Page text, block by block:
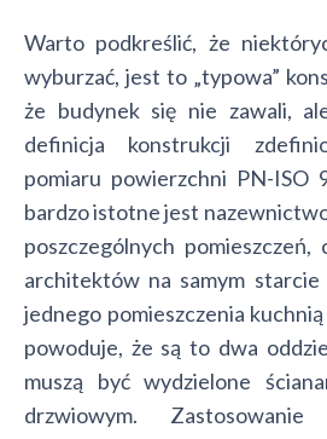
Warto podkreślić, że
wyburzać, jest to „typowa”
że budynek się nie zawali,
definicja konstrukcji
pomiaru powierzchni PN-ISO
bardzo istotne jest
poszczególnych
architektów na samym
jednego pomieszczenia
powoduje, że są to dwa
muszą być wydzielone
drzwiowym.